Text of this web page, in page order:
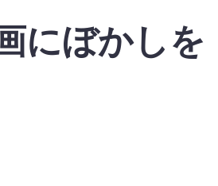
にぼかしを